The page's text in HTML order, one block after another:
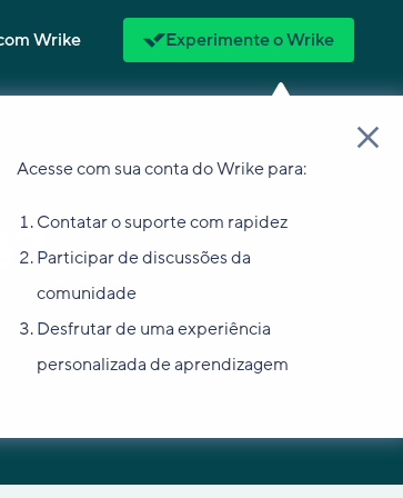
Wrike Experimente o Wrike
Acesse com sua conta do Wrike para:
Contatar o suporte com rapidez
Participar de discussões da
comunidade
Desfrutar de uma experiência
personalizada de aprendizagem